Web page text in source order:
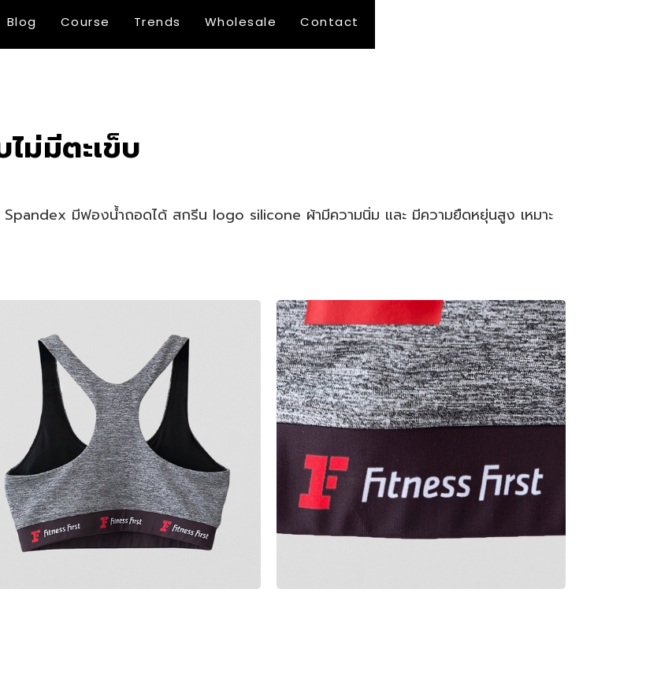
Blog Course Trends Wholesale Contact
ม่มีตะเข็บ
Spandex มีฟองน้ำถอดได้ สกรีน logo silicone ผ้ามีความนิ่ม และ มีความยืดหยุ่นสูง เหมาะ